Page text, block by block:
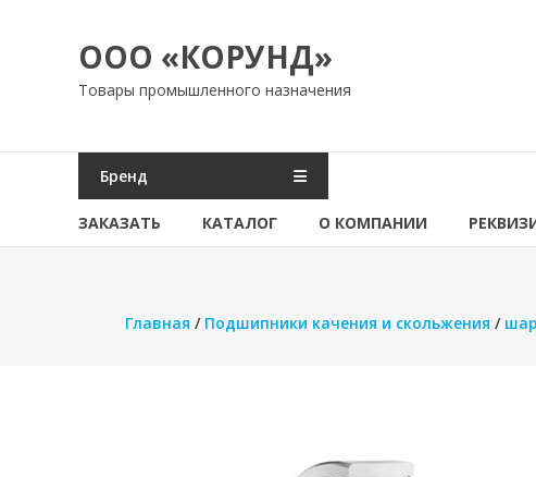
содержимомуООО «КОРУНД»
Товары промышленного назначения
Бренд
ЗАКАЗАТЬ КАТАЛОГ О КОМПАНИИ
Главная / Подшипники качения и скольжения /